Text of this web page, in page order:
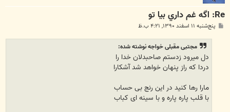
Re: اگه غم داري بيا تو
پ پنج‌شنبه ۱۱ اسفند ۱۳۹۰, ۴:۲۱ ب.ظ
مجتبی مقبلی خواجه نوشته شده:
دل میرود زدستم صاحبدلان خدا را
دردا که راز پنهان خواهد شد آشکارا
مارا رها کنید در این رنج بی حساب
با قلب پاره پاره و با سینه ای کباب